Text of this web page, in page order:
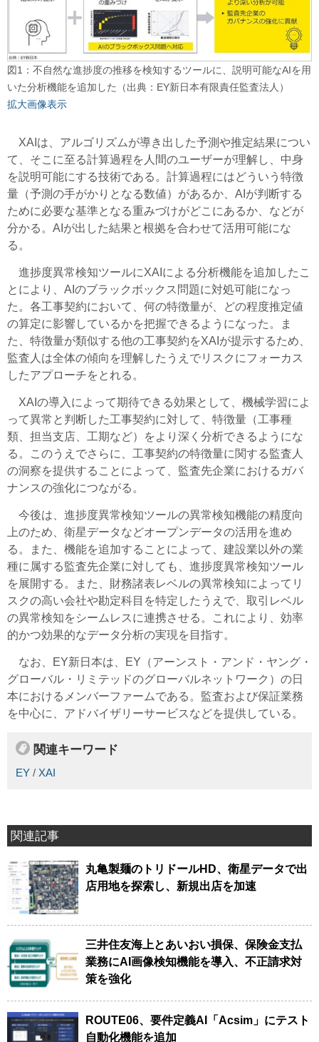
図1：不自然な進捗度の推移を検知するツールに、説明可能なAIを用
いた分析機能を追加した（出典：EY新日本有限責任監査法人）
拡大画像表示
XAIは、アルゴリズムが導き出した予測や推定結果につい
て、そこに至る計算過程を人間のユーザーが理解し、中身
を説明可能にする技術である。計算過程にはどういう特徴
量（予測の手がかりとなる数値）があるか、AIが判断する
ために必要な基準となる重みづけがどこにあるか、などが
分かる。AIが出した結果と根拠を合わせて活用可能にな
る。
進捗度異常検知ツールにXAIによる分析機能を追加したこ
とにより、AIのブラックボックス問題に対処可能になっ
た。各工事契約において、何の特徴量が、どの程度推定値
の算定に影響しているかを把握できるようになった。ま
た、特徴量が類似する他の工事契約をXAIが提示するため、
監査人は全体の傾向を理解したうえでリスクにフォーカス
したアプローチをとれる。
XAIの導入によって期待できる効果として、機械学習によ
って異常と判断した工事契約に対して、特徴量（工事種
類、担当支店、工期など）をより深く分析できるようにな
る。このうえでさらに、工事契約の特徴量に関する監査人
の洞察を提供することによって、監査先企業におけるガバ
ナンスの強化につながる。
今後は、進捗度異常検知ツールの異常検知機能の精度向
上のため、衛星データなどオープンデータの活用を進め
る。また、機能を追加することによって、建設業以外の業
種に属する監査先企業に対しても、進捗度異常検知ツール
を展開する。また、財務諸表レベルの異常検知によってリ
スクの高い会社や勘定科目を特定したうえで、取引レベル
の異常検知をシームレスに連携させる。これにより、効率
的かつ効果的なデータ分析の実現を目指す。
なお、EY新日本は、EY（アーンスト・アンド・ヤング・
グローバル・リミテッドのグローバルネットワーク）の日
本におけるメンバーファームである。監査および保証業務
を中心に、アドバイザリーサービスなどを提供している。
関連キーワード
EY / XAI
関連記事
丸亀製麺のトリドールHD、衛星データで出
店用地を探索し、新規出店を加速
三井住友海上とあいおい損保、保険金支払
業務にAI画像検知機能を導入、不正請求対
策を強化
ROUTE06、要件定義AI「Acsim」にテスト
自動化機能を追加